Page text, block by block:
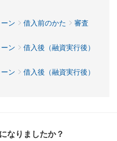
ン 借入前のかた
審査
ン
借入後（融資実行後）
ン
借入後（融資実行後）
なりましたか？